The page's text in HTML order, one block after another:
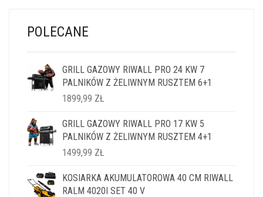
POLECANE
GRILL GAZOWY RIWALL PRO 24 KW 7
PALNIKÓW Z ŻELIWNYM RUSZTEM 6+1
1899,99 ZŁ
GRILL GAZOWY RIWALL PRO 17 KW 5
PALNIKÓW Z ŻELIWNYM RUSZTEM 4+1
1499,99 ZŁ
KOSIARKA AKUMULATOROWA 40 CM RIWALL
RALM 4020I SET 40 V